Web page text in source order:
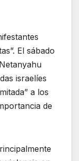
El sábado
israelíes
a los
de